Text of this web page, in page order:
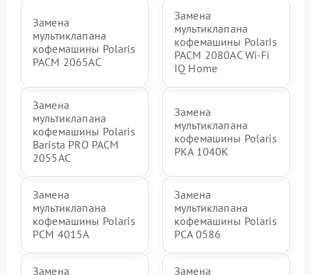
Замена
мультиклапана
кофемашины Polaris
PACM 2065AC
Замена
мультиклапана
кофемашины Polaris
PACM 2080AC Wi-Fi
IQ Home
Замена
мультиклапана
кофемашины Polaris
Barista PRO PACM
2055AC
Замена
мультиклапана
кофемашины Polaris
PKA 1040K
Замена
мультиклапана
кофемашины Polaris
PCM 4015A
Замена
мультиклапана
кофемашины Polaris
PCA 0586
Замена Замена